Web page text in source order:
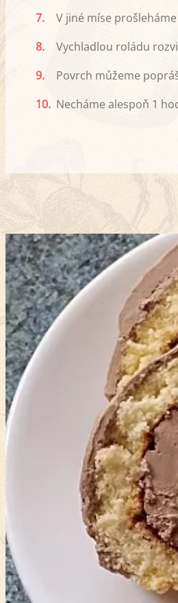
7.
V jiné míse
8.
Vychladlou roládu
9.
Povrch můžeme
10. Necháme alespoň 1